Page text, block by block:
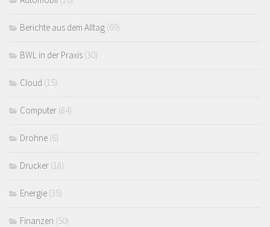
Berichte aus dem Alltag (69)
BWL in der Praxis (30)
Cloud (15)
Computer (84)
Drohne (6)
Drucker (18)
Energie (35)
Finanzen (50)